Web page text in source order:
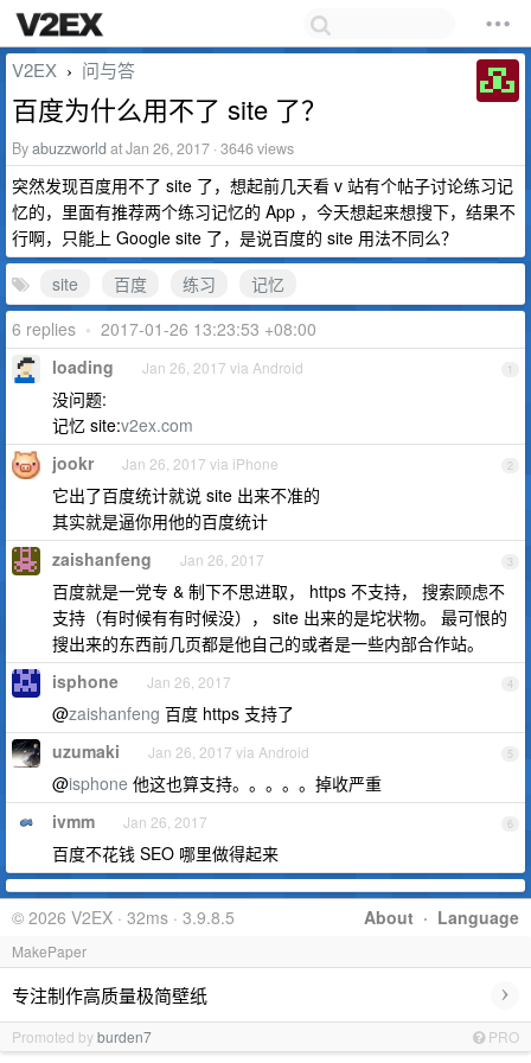
V2EX › 问与答
百度为什么用不了 site 了？
Byabuzzworld at Jan 26, 2017 · 3646 views
突然发现百度用不了 site 了，想起前几天看 v 站有个帖子讨论练习记
忆的，里面有推荐两个练习记忆的 App ，今天想起来想搜下，结果不
行啊，只能上 Google site 了，是说百度的 site 用法不同么？
site
百度 练习
记忆
6 replies • 2017-01-26 13:23:53 +08:00
1
loading Jan 26, 2017 via Android
没问题:
记忆 site:v2ex.com
2
jookr Jan 26, 2017 via iPhone
它出了百度统计就说 site 出来不准的
其实就是逼你用他的百度统计
3
zaishanfeng Jan 26, 2017
百度就是一党专 & 制下不思进取， https 不支持， 搜索顾虑不
支持（有时候有有时候没）， site 出来的是坨状物。 最可恨的
搜出来的东西前几页都是他自己的或者是一些内部合作站。
4
isphone Jan 26, 2017
@zaishanfeng 百度 https 支持了
5
uzumaki Jan 26, 2017 via Android
@isphone 他这也算支持。。。。。掉收严重
6
ivmm Jan 26, 2017
百度不花钱 SEO 哪里做得起来
About · Language
© 2026 V2EX · 32ms · 3.9.8.5
MakePaper
专注制作高质量极简壁纸 ›
Promoted byburden7 PRO